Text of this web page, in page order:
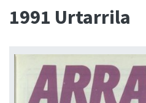
1991 Urtarrila